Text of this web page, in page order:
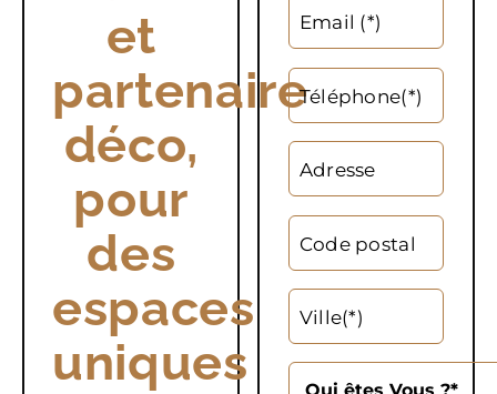
et
partenaire
déco,
pour
des
espaces
uniques
Email (*)
Téléphone(*)
Adresse
Code postal
Ville(*)